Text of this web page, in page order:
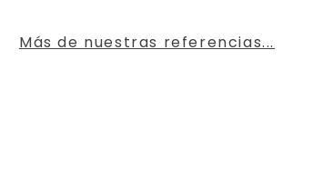
Más de nuestras referencias...